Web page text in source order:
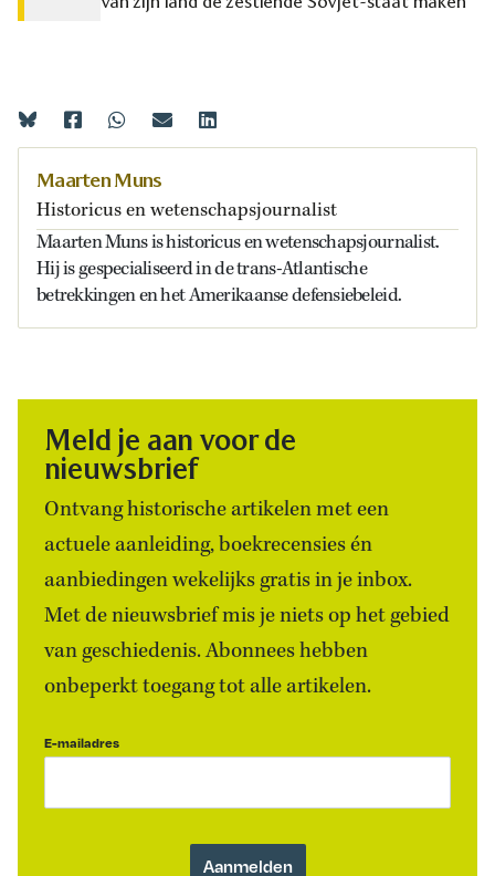
Maarten Muns
Historicus en wetenschapsjournalist
Maarten Muns is historicus en wetenschapsjournalist.
Hij is gespecialiseerd in de trans-Atlantische
betrekkingen en het Amerikaanse defensiebeleid.
Meld je aan voor de
nieuwsbrief
Ontvang historische artikelen met een
actuele aanleiding, boekrecensies én
aanbiedingen wekelijks gratis in je inbox.
Met de nieuwsbrief mis je niets op het gebied
van geschiedenis. Abonnees hebben
onbeperkt toegang tot alle artikelen.
E-mailadres